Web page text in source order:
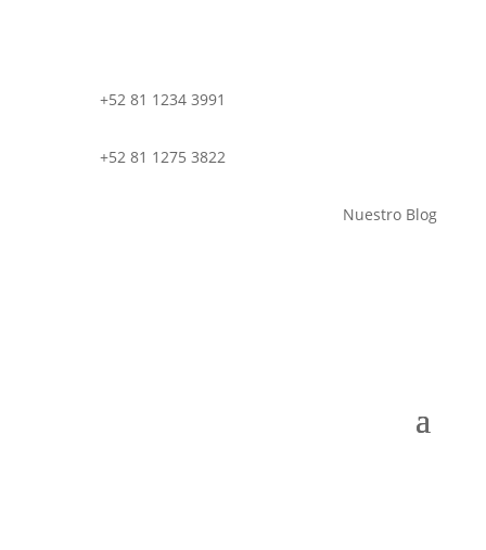
+52 81 1234 3991
+52 81 1275 3822
Nuestro Blog